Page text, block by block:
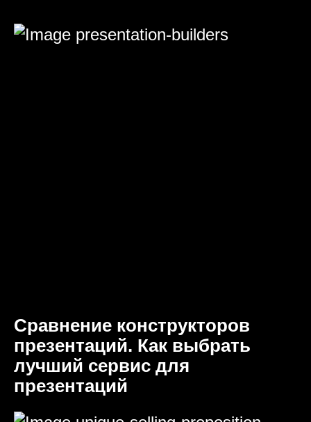
Сравнение конструкторов
презентаций. Как выбрать
лучший сервис для
презентаций